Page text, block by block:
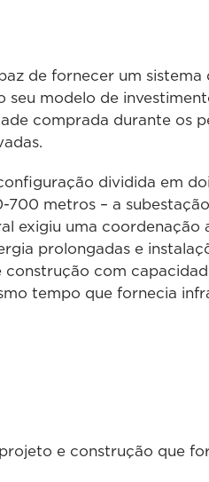
de fornecer um sistema
seu modelo de
comprada durante os
dividida em
metros – a
exigiu uma
prolongadas e
com
tempo que fornecia
e construção que